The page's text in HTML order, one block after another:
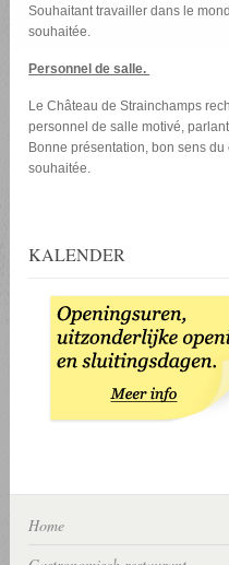
Souhaitant travailler dans le
souhaitée.
Personnel de salle.
Le Château de Strainchamps
personnel de salle motivé,
Bonne présentation, bon sens
souhaitée.
KALENDER
Home